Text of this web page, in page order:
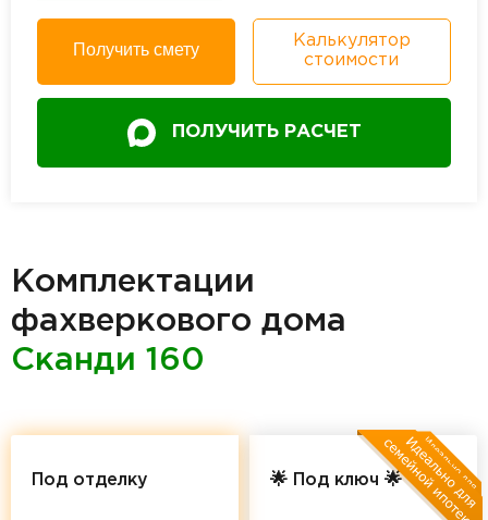
Получить смету
Калькулятор
стоимости
ПОЛУЧИТЬ РАСЧЕТ
Комплектации
фахверкового дома
Сканди 160
Под отделку 🌟 Под ключ 🌟